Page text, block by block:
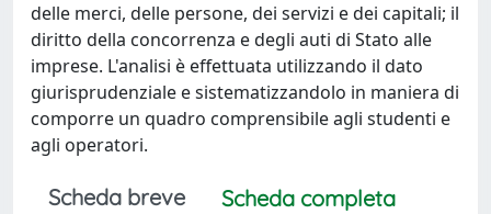
delle merci, delle persone, dei servizi e dei capitali; il
diritto della concorrenza e degli auti di Stato alle
imprese. L'analisi è effettuata utilizzando il dato
giurisprudenziale e sistematizzandolo in maniera di
comporre un quadro comprensibile agli studenti e
agli operatori.
Scheda breve
Scheda completa